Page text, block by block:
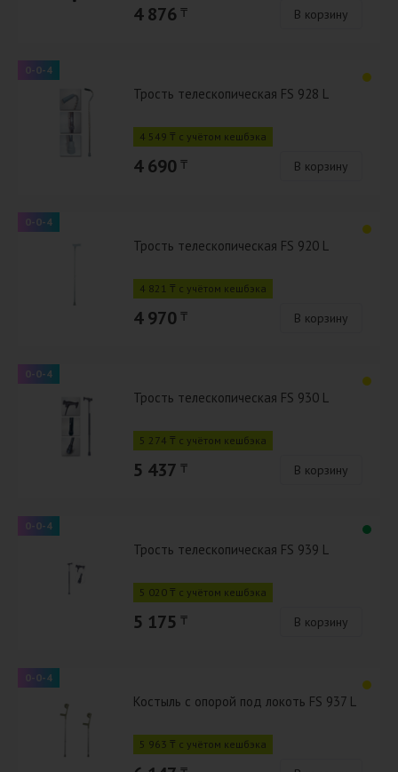
4 876 ₸ В корзину
0-0-4
Трость телескопическая FS 928 L
4 549 ₸ с учётом кешбэка
4 690 ₸ В корзину
0-0-4
Трость телескопическая FS 920 L
4 821 ₸ с учётом кешбэка
4 970 ₸ В корзину
0-0-4
Трость телескопическая FS 930 L
5 274 ₸ с учётом кешбэка
5 437 ₸ В корзину
0-0-4
Трость телескопическая FS 939 L
5 020 ₸ с учётом кешбэка
5 175 ₸ В корзину
0-0-4
Костыль с опорой под локоть FS 937 L
5 963 ₸ с учётом кешбэка